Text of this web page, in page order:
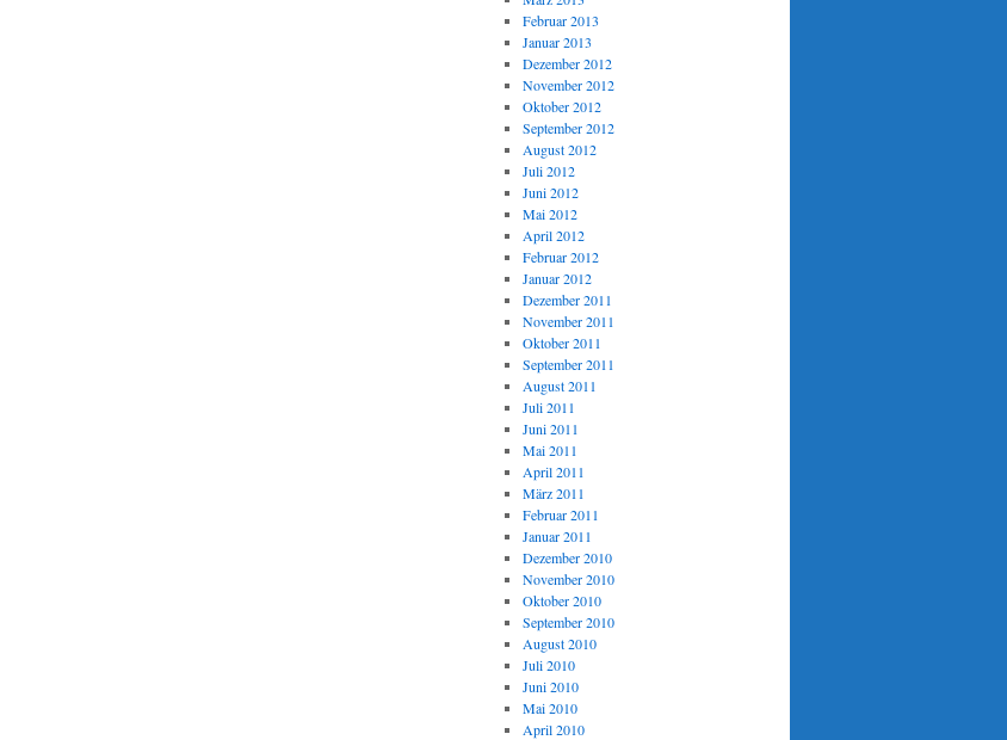
Februar 2013
Januar 2013
Dezember 2012
November 2012
Oktober 2012
September 2012
August 2012
Juli 2012
Juni 2012
Mai 2012
April 2012
Februar 2012
Januar 2012
Dezember 2011
November 2011
Oktober 2011
September 2011
August 2011
Juli 2011
Juni 2011
Mai 2011
April 2011
März 2011
Februar 2011
Januar 2011
Dezember 2010
November 2010
Oktober 2010
September 2010
August 2010
Juli 2010
Juni 2010
Mai 2010
April 2010